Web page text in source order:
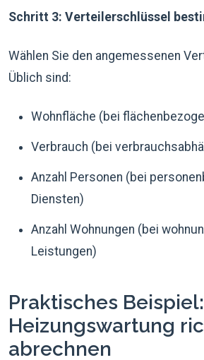
Schritt 3: Verteilerschlüssel
Wählen Sie den angemessenen
Üblich sind:
Wohnfläche (bei
Verbrauch (bei
Anzahl Personen (bei
Diensten)
Anzahl Wohnungen (bei
Leistungen)
Praktisches Beispiel:
Heizungswartung
abrechnen